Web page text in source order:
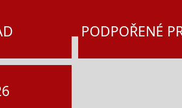
PODPOŘENÉ